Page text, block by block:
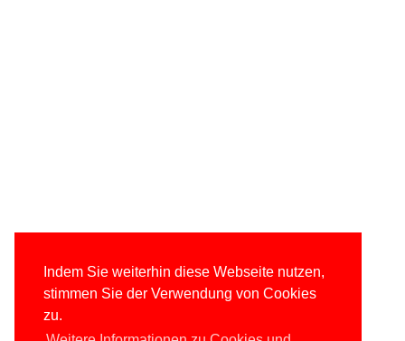
Indem Sie weiterhin diese Webseite nutzen,
stimmen Sie der Verwendung von Cookies
zu.